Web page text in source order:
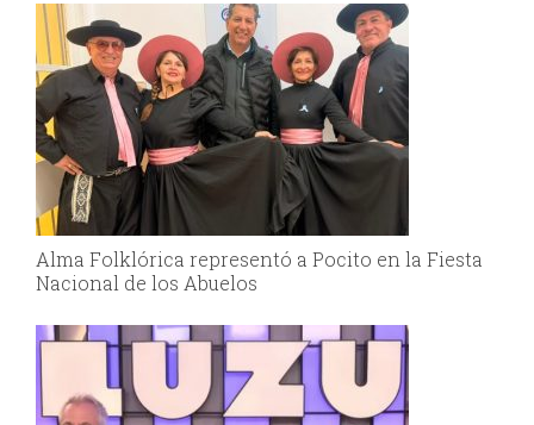
Alma Folklórica representó a Pocito en la Fiesta
Nacional de los Abuelos